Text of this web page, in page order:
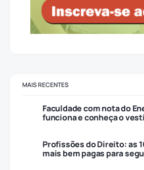
MAIS RECENTES
Faculdade com nota do
funciona e conheça o
Profissões do Direito: as
mais bem pagas para